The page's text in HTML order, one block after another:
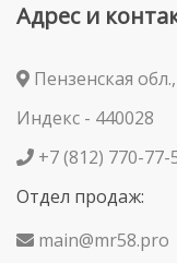
Адрес и
Пензенская
Индекс - 440028
+7 (812) 770-77-
Отдел продаж:
main@mr58.pro